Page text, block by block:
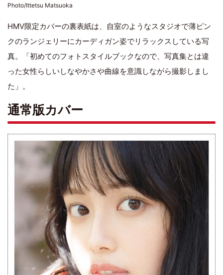
Photo/Ittetsu Matsuoka
HMV限定カバーの裏表紙は、自室のようなスタジオで薄ピン
クのランジェリーにカーディガン姿でリラックスしている写
真。「初めてのフォトスタイルブックなので、写真集とは違
った女性らしいしなやかさや曲線を意識しながら撮影しまし
た」。
通常版カバー